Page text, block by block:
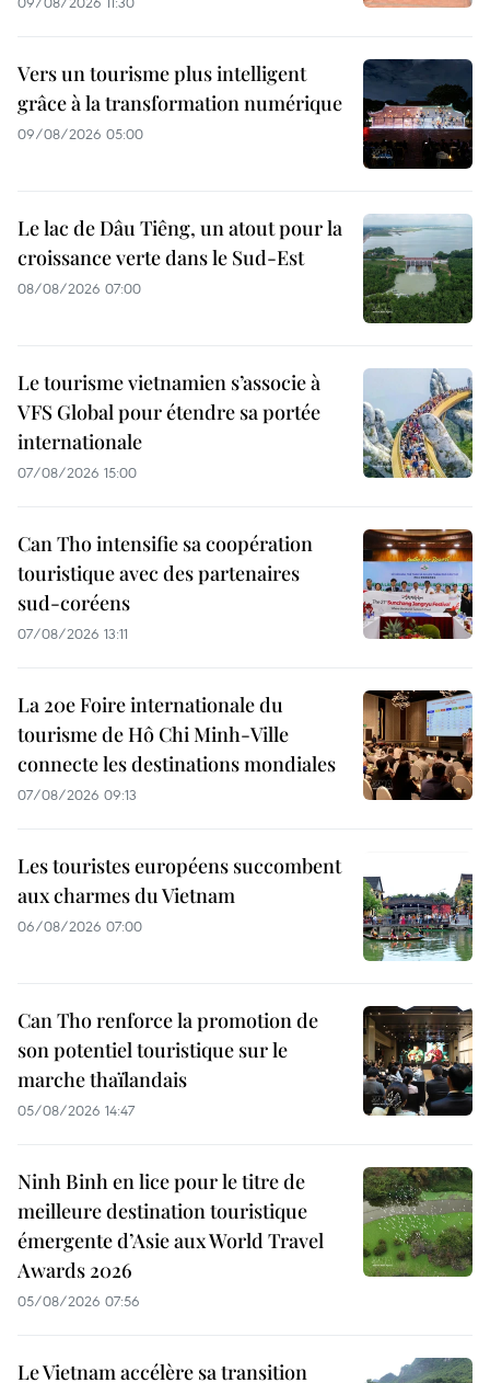
Vers un tourisme plus intelligent
grâce à la transformation numérique
09/08/2026 05:00
Le lac de Dâu Tiêng, un atout pour la
croissance verte dans le Sud-Est
08/08/2026 07:00
Le tourisme vietnamien s’associe à
VFS Global pour étendre sa portée
internationale
07/08/2026 15:00
Can Tho intensifie sa coopération
touristique avec des partenaires
sud-coréens
07/08/2026 13:11
La 20e Foire internationale du
tourisme de Hô Chi Minh-Ville
connecte les destinations mondiales
07/08/2026 09:13
Les touristes européens succombent
aux charmes du Vietnam
06/08/2026 07:00
Can Tho renforce la promotion de
son potentiel touristique sur le
marche thaïlandais
05/08/2026 14:47
Ninh Binh en lice pour le titre de
meilleure destination touristique
émergente d’Asie aux World Travel
Awards 2026
05/08/2026 07:56
Le Vietnam accélère sa transition